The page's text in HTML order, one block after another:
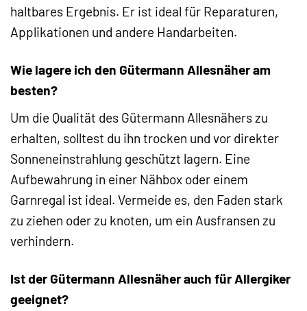
haltbares Ergebnis. Er ist ideal für Reparaturen,
Applikationen und andere Handarbeiten.
Wie lagere ich den Gütermann Allesnäher am
besten?
Um die Qualität des Gütermann Allesnähers zu
erhalten, solltest du ihn trocken und vor direkter
Sonneneinstrahlung geschützt lagern. Eine
Aufbewahrung in einer Nähbox oder einem
Garnregal ist ideal. Vermeide es, den Faden stark
zu ziehen oder zu knoten, um ein Ausfransen zu
verhindern.
Ist der Gütermann Allesnäher auch für Allergiker
geeignet?